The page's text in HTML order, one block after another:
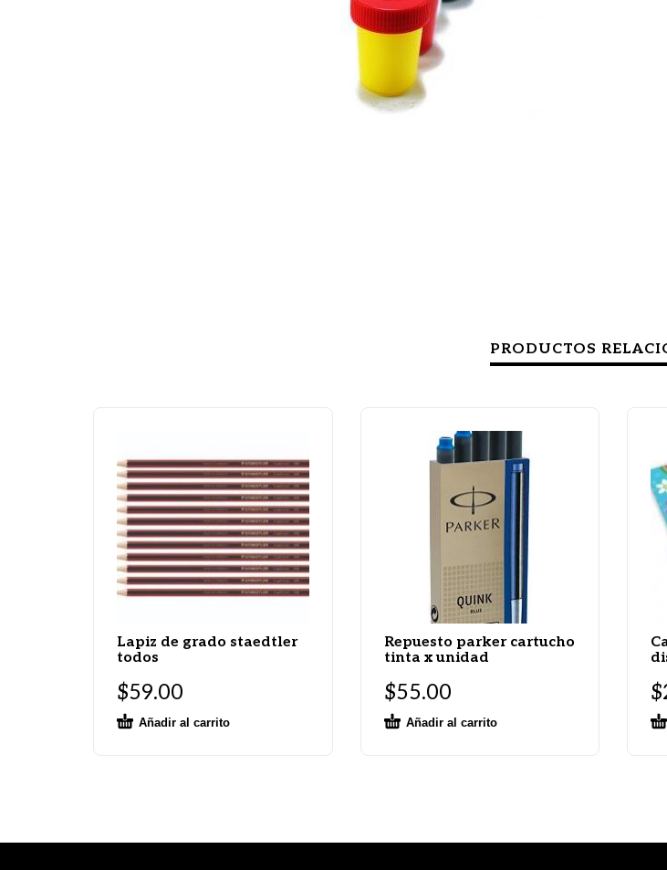
PRODUCTOS
Lapiz de grado staedtler
todos
$59.00
Añadir al carrito
Repuesto parker cartucho
tinta x unidad
$55.00
Añadir al carrito
$